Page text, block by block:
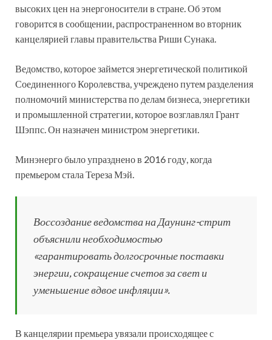
высоких цен на энергоносители в стране. Об этом
говорится в сообщении, распространенном во вторник
канцелярией главы правительства Риши Сунака.
Ведомство, которое займется энергетической политикой
Соединенного Королевства, учреждено путем разделения
полномочий министерства по делам бизнеса, энергетики
и промышленной стратегии, которое возглавлял Грант
Шэппс. Он назначен министром энергетики.
Минэнерго было упразднено в 2016 году, когда
премьером стала Тереза Мэй.
Воссоздание ведомства на Даунинг-стрит
объяснили необходимостью
«гарантировать долгосрочные поставки
энергии, сокращение счетов за свет и
уменьшение вдвое инфляции».
В канцелярии премьера увязали происходящее с